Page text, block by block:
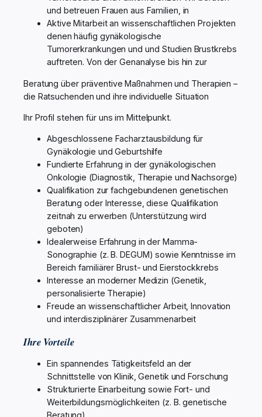
und betreuen Frauen aus Familien, in
Aktive Mitarbeit an wissenschaftlichen Projekten
denen häufig gynäkologische
Tumorerkrankungen und und Studien Brustkrebs
auftreten. Von der Genanalyse bis hin zur
Beratung über präventive Maßnahmen und Therapien –
die Ratsuchenden und ihre individuelle Situation
Ihr Profil stehen für uns im Mittelpunkt.
Abgeschlossene Facharztausbildung für
Gynäkologie und Geburtshilfe
Fundierte Erfahrung in der gynäkologischen
Onkologie (Diagnostik, Therapie und Nachsorge)
Qualifikation zur fachgebundenen genetischen
Beratung oder Interesse, diese Qualifikation
zeitnah zu erwerben (Unterstützung wird
geboten)
Idealerweise Erfahrung in der Mamma-
Sonographie (z. B. DEGUM) sowie Kenntnisse im
Bereich familiärer Brust- und Eierstockkrebs
Interesse an moderner Medizin (Genetik,
personalisierte Therapie)
Freude an wissenschaftlicher Arbeit, Innovation
und interdisziplinärer Zusammenarbeit
Ihre Vorteile
Ein spannendes Tätigkeitsfeld an der
Schnittstelle von Klinik, Genetik und Forschung
Strukturierte Einarbeitung sowie Fort- und
Weiterbildungsmöglichkeiten (z. B. genetische